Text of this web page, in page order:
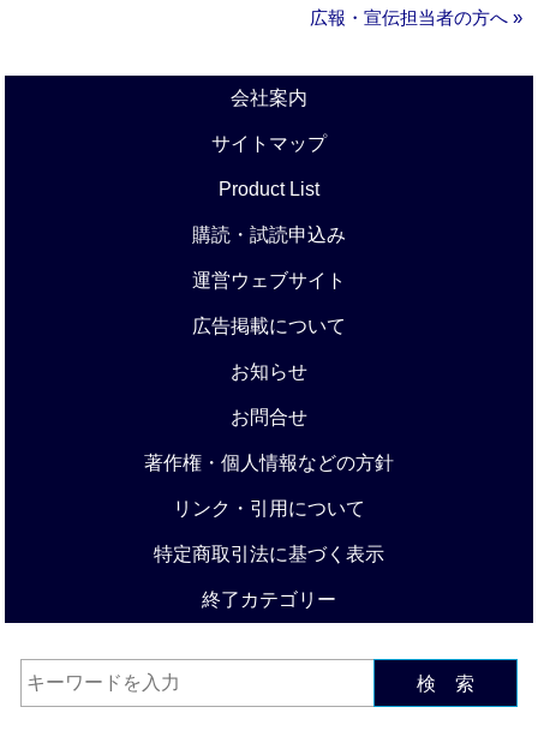
広報・宣伝担当者の方へ »
会社案内
サイトマップ
Product List
購読・試読申込み
運営ウェブサイト
広告掲載について
お知らせ
お問合せ
著作権・個人情報などの方針
リンク・引用について
特定商取引法に基づく表示
終了カテゴリー
検 索